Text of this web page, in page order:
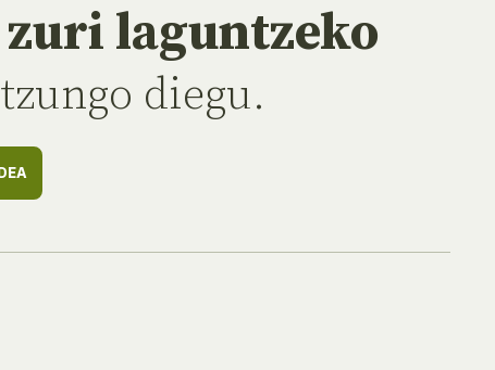
laguntzeko
diegu.